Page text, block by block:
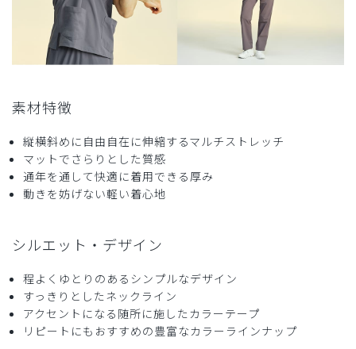
役に立った 0
購入確認済み
年齢:20代 身長:156-160cm
サイズ感小さめ
大きめ
ストレッチ感 よく伸びる
窮屈な気がしました。
商品：715レディース:スクラブトップス・FREE/ディー
プグリーン/M
役に立った 0
素材特徴
縦横斜めに自由自在に伸縮するマルチストレッチ
マットでさらりとした質感
通年を通して快適に着用できる厚み
動きを妨げない軽い着心地
シルエット・デザイン
程よくゆとりのあるシンプルなデザイン
すっきりとしたネックライン
アクセントになる随所に施したカラーテープ
リピートにもおすすめの豊富なカラーラインナップ